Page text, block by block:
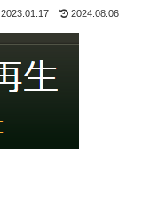
2023.01.17 2024.08.06